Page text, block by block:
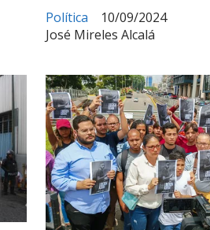
José Mireles Alcalá
Política 10/09/2024